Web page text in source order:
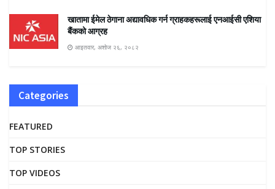
खातामा ईमेल ठेगाना अद्यावधिक गर्न ग्राहकहरूलाई एनआईसी एशिया
बैंकको आग्रह
आइतवार, अशोज २६, २०८२
Categories
FEATURED
TOP STORIES
TOP VIDEOS